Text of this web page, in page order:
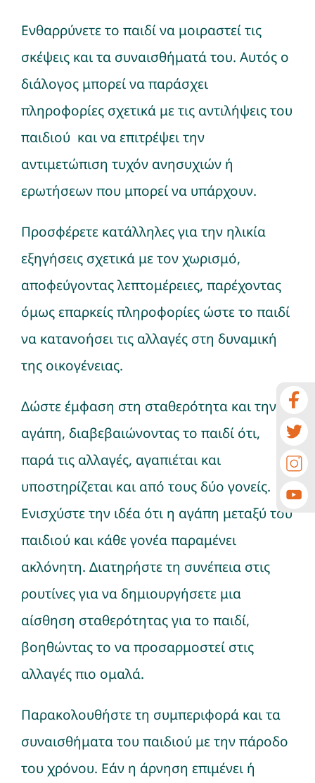
Ενθαρρύνετε το παιδί να μοιραστεί τις
σκέψεις και τα συναισθήματά του. Αυτός ο
διάλογος μπορεί να παράσχει
πληροφορίες σχετικά με τις αντιλήψεις του
παιδιού και να επιτρέψει την
αντιμετώπιση τυχόν ανησυχιών ή
ερωτήσεων που μπορεί να υπάρχουν.
Προσφέρετε κατάλληλες για την ηλικία
εξηγήσεις σχετικά με τον χωρισμό,
αποφεύγοντας λεπτομέρειες, παρέχοντας
όμως επαρκείς πληροφορίες ώστε το παιδί
να κατανοήσει τις αλλαγές στη δυναμική
της οικογένειας.
Δώστε έμφαση στη σταθερότητα και την
αγάπη, διαβεβαιώνοντας το παιδί ότι,
παρά τις αλλαγές, αγαπιέται και
υποστηρίζεται και από τους δύο γονείς.
Ενισχύστε την ιδέα ότι η αγάπη μεταξύ του
παιδιού και κάθε γονέα παραμένει
ακλόνητη. Διατηρήστε τη συνέπεια στις
ρουτίνες για να δημιουργήσετε μια
αίσθηση σταθερότητας για το παιδί,
βοηθώντας το να προσαρμοστεί στις
αλλαγές πιο ομαλά.
Παρακολουθήστε τη συμπεριφορά και τα
συναισθήματα του παιδιού με την πάροδο
του χρόνου. Εάν η άρνηση επιμένει ή